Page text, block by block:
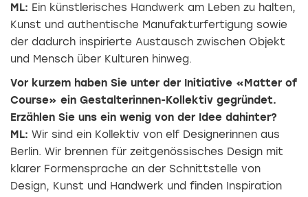
ML: Ein künstlerisches Handwerk am Leben zu halten,
Kunst und authentische Manufakturfertigung sowie
der dadurch ­inspirierte Austausch zwischen Objekt
und Mensch über Kulturen hinweg.
Vor kurzem haben Sie unter der Initiative «Matter of
Course» ein Gestalterinnen-Kollektiv ­gegründet.
Erzählen Sie uns ein wenig von der Idee dahinter?
ML: Wir sind ein Kollektiv von elf ­Designerinnen aus
Berlin. Wir brennen für zeitgenössisches Design mit
klarer Formensprache an der Schnittstelle von
Design, Kunst und Handwerk und finden Inspiration